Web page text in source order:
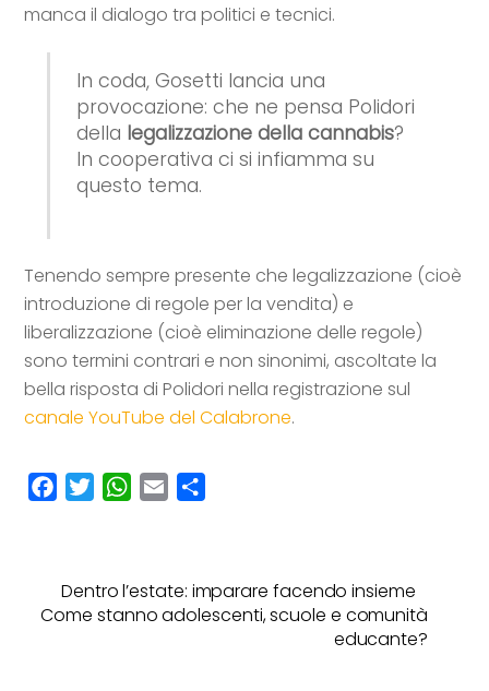
manca il dialogo tra politici e tecnici.
In coda, Gosetti lancia una
provocazione: che ne pensa Polidori
della legalizzazione della cannabis?
In cooperativa ci si infiamma su
questo tema.
Tenendo sempre presente che legalizzazione (cioè
introduzione di regole per la vendita) e
liberalizzazione (cioè eliminazione delle regole)
sono termini contrari e non sinonimi, ascoltate la
bella risposta di Polidori nella registrazione sul
canale YouTube del Calabrone.
b
o
t
e
W
s
A
l
i
v
Dentro l’estate: imparare facendo insieme
Come stanno adolescenti, scuole e comunità
educante?